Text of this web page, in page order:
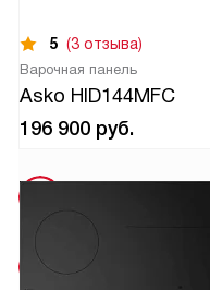
5 (3 отзыва)
Варочная панель
Asko HID144MFC
196 900 руб.
Бесплатная
Установка
от 4800 руб.